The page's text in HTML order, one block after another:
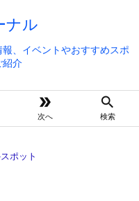
ナル
、イベントやおすすめスポ
紹介

次へ

検索
ポット